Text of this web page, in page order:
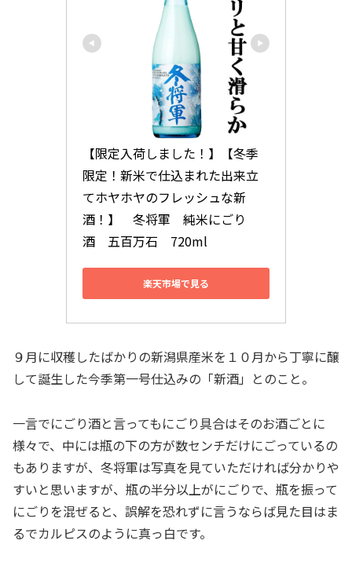
【限定入荷しました！】【冬季
限定！新米で仕込まれた出来立
てホヤホヤのフレッシュな新
酒！】　冬将軍　純米にごり
酒　五百万石　720ml
楽天市場で見る
９月に収穫したばかりの新潟県産米を１０月から丁寧に醸
して誕生した今季第一号仕込みの「新酒」とのこと。
一言でにごり酒と言ってもにごり具合はそのお酒ごとに
様々で、中には瓶の下の方が数センチだけにごっているの
もありますが、冬将軍は写真を見ていただければ分かりや
すいと思いますが、瓶の半分以上がにごりで、瓶を振って
にごりを混ぜると、誤解を恐れずに言うならば見た目はま
るでカルピスのように真っ白です。